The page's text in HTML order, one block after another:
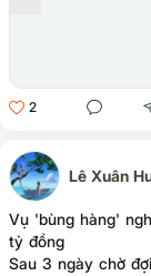
2
Lê Xuân
Vụ 'bùng hàng'
tỷ đồng
Sau 3 ngày chờ